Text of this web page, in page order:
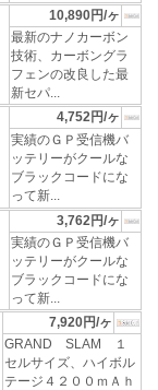
10,890円/ヶ
最新のナノカーボン
技術、カーボングラ
フェンの改良した最
新セパ...
4,752円/ヶ
実績のＧＰ受信機バ
ッテリーがクールな
ブラックコードにな
って新...
3,762円/ヶ
実績のＧＰ受信機バ
ッテリーがクールな
ブラックコードにな
って新...
7,920円/ヶ
GRAND SLAM １
セルサイズ、ハイボル
テージ４２００ｍＡｈ